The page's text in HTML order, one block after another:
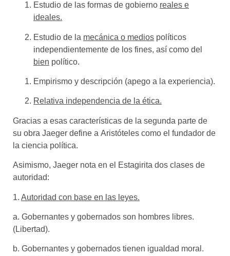
Estudio de las formas de gobierno reales e
ideales.
Estudio de la mecánica o medios políticos
independientemente de los fines, así como del
bien político.
Empirismo y descripción (apego a la experiencia).
Relativa independencia de la ética.
Gracias a esas características de la segunda parte de
su obra Jaeger define a Aristóteles como el fundador de
la ciencia política.
Asimismo, Jaeger nota en el Estagirita dos clases de
autoridad:
1. Autoridad con base en las leyes.
a. Gobernantes y gobernados son hombres libres.
(Libertad).
b. Gobernantes y gobernados tienen igualdad moral.